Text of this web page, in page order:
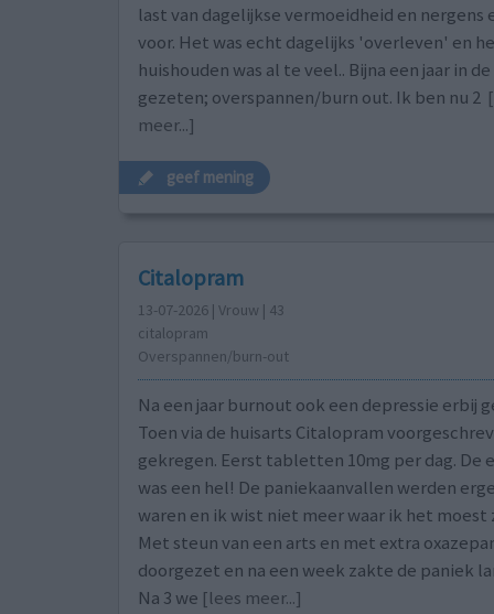
last van dagelijkse vermoeidheid en nergens
voor. Het was echt dagelijks 'overleven' en
huishouden was al te veel.. Bijna een jaar in
gezeten; overspannen/burn out. Ik ben nu 2
meer...]
geef mening
Citalopram
13-07-2026 | Vrouw | 43
citalopram
Overspannen/burn-out
Na een jaar burnout ook een depressie erbij
Toen via de huisarts Citalopram
gekregen. Eerst tabletten 10mg per dag. De
was een hel! De paniekaanvallen werden
waren en ik wist niet meer waar ik het moest
Met steun van een arts en met extra
doorgezet en na een week zakte de paniek
Na 3 we [lees meer...]